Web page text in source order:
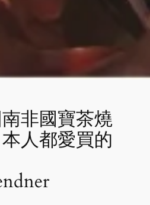
非國寶茶燒
人都愛買的